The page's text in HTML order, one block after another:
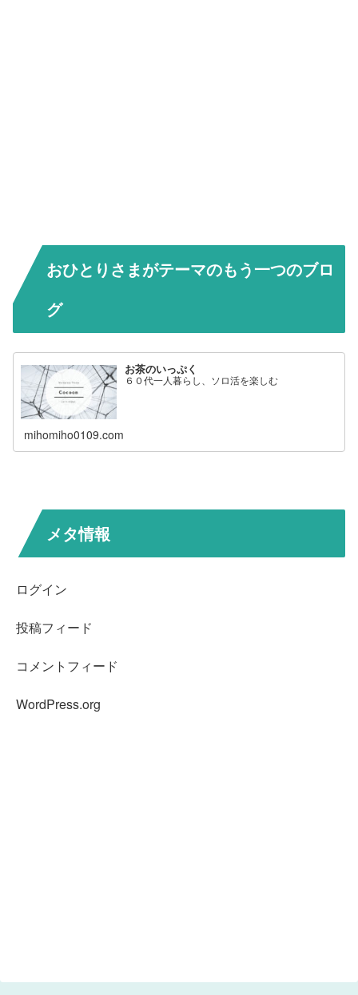
おひとりさまがテーマのもう一つのブロ
グ
お茶のいっぷく
６０代一人暮らし、ソロ活を楽しむ
mihomiho0109.com
メタ情報
ログイン
投稿フィード
コメントフィード
WordPress.org